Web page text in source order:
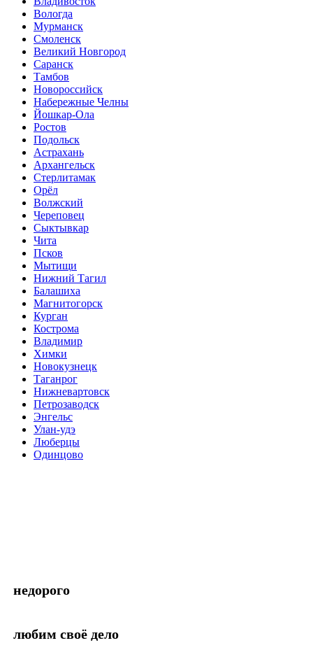
Вологда
Мурманск
Смоленск
Великий Новгород
Саранск
Тамбов
Новороссийск
Набережные Челны
Йошкар-Ола
Ростов
Подольск
Астрахань
Архангельск
Стерлитамак
Орёл
Волжский
Череповец
Сыктывкар
Чита
Псков
Мытищи
Нижний Тагил
Балашиха
Магнитогорск
Курган
Кострома
Владимир
Химки
Новокузнецк
Таганрог
Нижневартовск
Петрозаводск
Энгельс
Улан-удэ
Люберцы
Одинцово
недорого
любим своё дело